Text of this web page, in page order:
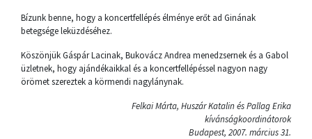
Bízunk benne, hogy a koncertfellépés élménye erőt ad Ginának
betegsége leküzdéséhez.
Köszönjük Gáspár Lacinak, Bukovácz Andrea menedzsernek és a Gabol
üzletnek, hogy ajándékaikkal és a koncertfellépéssel nagyon nagy
örömet szereztek a körmendi nagylánynak.
Felkai Márta, Huszár Katalin és Pallag Erika
kívánságkoordinátorok
Budapest, 2007. március 31.